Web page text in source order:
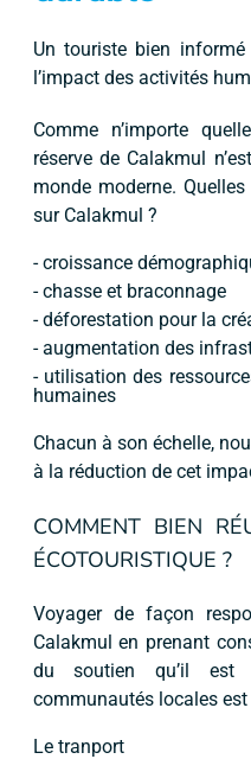
Un touriste bien
l’impact des activités
Comme n’importe
réserve de Calakmul
monde moderne.
sur Calakmul ?
- croissance
- chasse et braconnage
- déforestation pour la
- augmentation des
- utilisation des
humaines
Chacun à son échelle,
à la réduction de cet
COMMENT BIEN
ÉCOTOURISTIQUE ?
Voyager de façon
Calakmul en prenant
du soutien qu’il est
communautés locales
Le tranport